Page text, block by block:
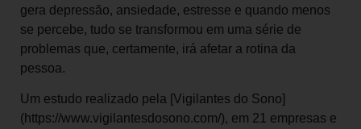
gera depressão, ansiedade, estresse e quando menos
se percebe, tudo se transformou em uma série de
problemas que, certamente, irá afetar a rotina da
pessoa.
Um estudo realizado pela [Vigilantes do Sono]
(https://www.vigilantesdosono.com/), em 21 empresas e